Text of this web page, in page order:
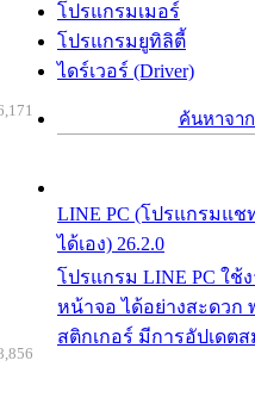
โปรแกรมเมอร์
โปรแกรมยูทิลิตี้
ไดร์เวอร์ (Driver)
ค้นหาจา
LINE PC (โปรแกรมแ
ได้เอง) 26.2.0
โปรแกรม LINE PC ใ
หน้าจอ ได้อย่างสะดวก
สติกเกอร์ มีการอัปเดตส